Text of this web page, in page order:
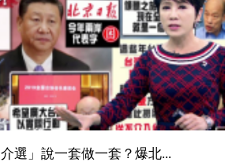
選」說一套做一套？爆北...